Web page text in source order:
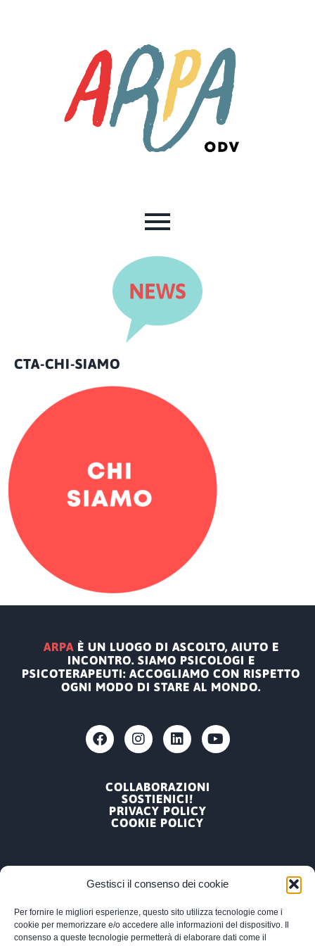
Gestisci il consenso dei cookie
Per fornire le migliori esperienze, questo sito utilizza tecnologie come i
cookie per memorizzare e/o accedere alle informazioni del dispositivo. Il
consenso a queste tecnologie permetterà di elaborare dati come il
CTA-CHI-SIAMO
ARPAÈ UN LUOGO DI ASCOLTO, AIUTO E
INCONTRO. SIAMO PSICOLOGI E
PSICOTERAPEUTI: ACCOGLIAMO CON RISPETTO
OGNI MODO DI STARE AL MONDO.
COLLABORAZIONI
SOSTIENICI!
PRIVACY POLICY
COOKIE POLICY
ARPA, ASSOCIAZIONE RICERCA PSICOLOGICA
APPLICATA